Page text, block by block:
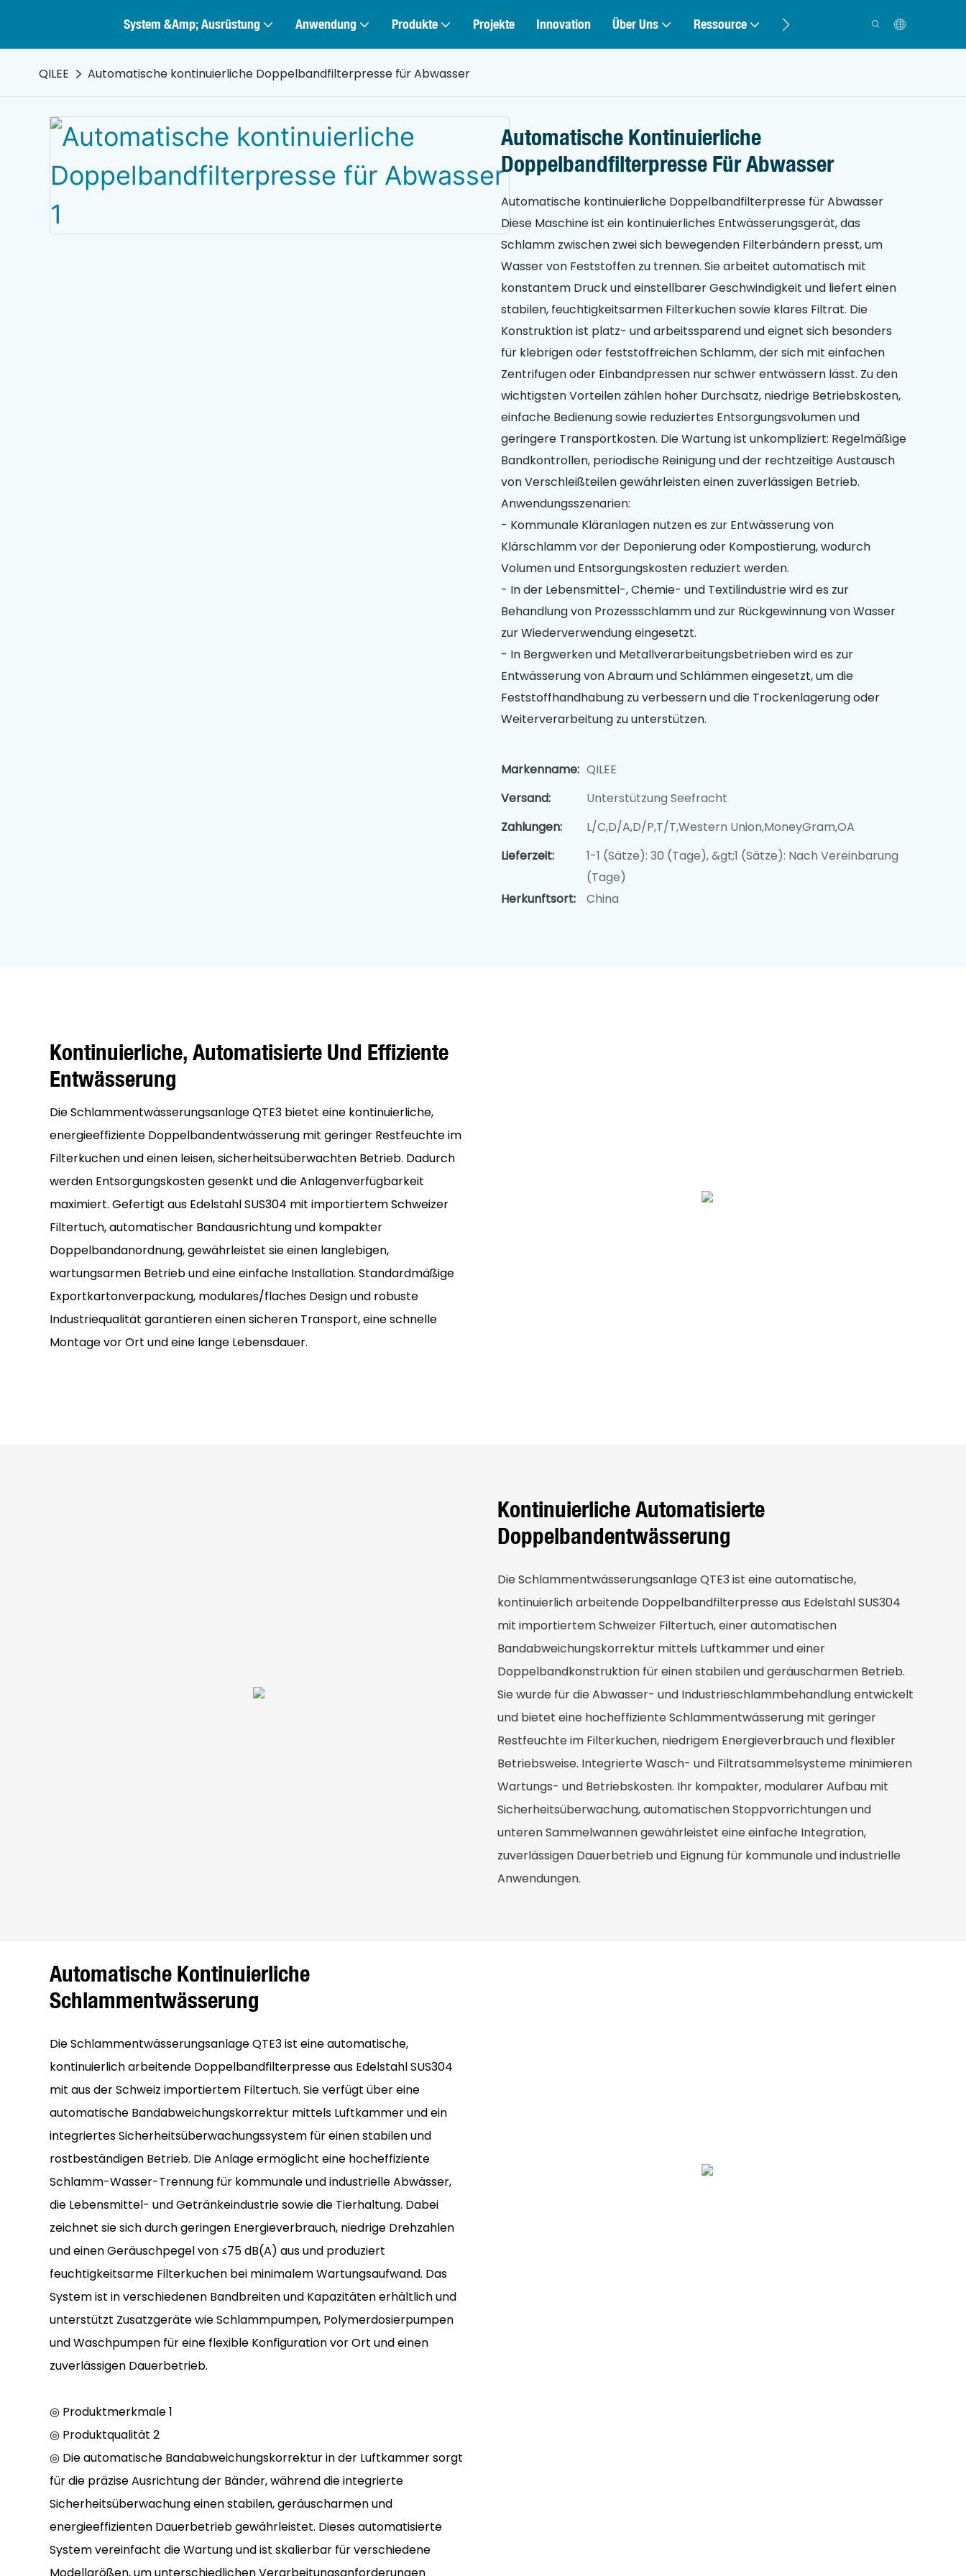
System &amp; Ausrüstung Anwendung Produkte Projekte Innovation Über Uns Ressource Kontakt
QILEE Automatische kontinuierliche Doppelbandfilterpresse für Abwasser
Automatische Kontinuierliche
Doppelbandfilterpresse Für Abwasser
Automatische kontinuierliche Doppelbandfilterpresse für Abwasser
Diese Maschine ist ein kontinuierliches Entwässerungsgerät, das
Schlamm zwischen zwei sich bewegenden Filterbändern presst, um
Wasser von Feststoffen zu trennen. Sie arbeitet automatisch mit
konstantem Druck und einstellbarer Geschwindigkeit und liefert einen
stabilen, feuchtigkeitsarmen Filterkuchen sowie klares Filtrat. Die
Konstruktion ist platz- und arbeitssparend und eignet sich besonders
für klebrigen oder feststoffreichen Schlamm, der sich mit einfachen
Zentrifugen oder Einbandpressen nur schwer entwässern lässt. Zu den
wichtigsten Vorteilen zählen hoher Durchsatz, niedrige Betriebskosten,
einfache Bedienung sowie reduziertes Entsorgungsvolumen und
geringere Transportkosten. Die Wartung ist unkompliziert: Regelmäßige
Bandkontrollen, periodische Reinigung und der rechtzeitige Austausch
von Verschleißteilen gewährleisten einen zuverlässigen Betrieb.
Anwendungsszenarien:
- Kommunale Kläranlagen nutzen es zur Entwässerung von
Klärschlamm vor der Deponierung oder Kompostierung, wodurch
Volumen und Entsorgungskosten reduziert werden.
- In der Lebensmittel-, Chemie- und Textilindustrie wird es zur
Behandlung von Prozessschlamm und zur Rückgewinnung von Wasser
zur Wiederverwendung eingesetzt.
- In Bergwerken und Metallverarbeitungsbetrieben wird es zur
Entwässerung von Abraum und Schlämmen eingesetzt, um die
Feststoffhandhabung zu verbessern und die Trockenlagerung oder
Weiterverarbeitung zu unterstützen.
Markenname: QILEE
Versand:
Unterstützung Seefracht
Zahlungen:
L/C,D/A,D/P,T/T,Western Union,MoneyGram,OA
Lieferzeit:
1-1 (Sätze): 30 (Tage), &gt;1 (Sätze): Nach Vereinbarung
(Tage)
Herkunftsort:
China
Kontinuierliche, Automatisierte Und Effiziente
Entwässerung
Die Schlammentwässerungsanlage QTE3 bietet eine kontinuierliche,
energieeffiziente Doppelbandentwässerung mit geringer Restfeuchte im
Filterkuchen und einen leisen, sicherheitsüberwachten Betrieb. Dadurch
werden Entsorgungskosten gesenkt und die Anlagenverfügbarkeit
maximiert. Gefertigt aus Edelstahl SUS304 mit importiertem Schweizer
Filtertuch, automatischer Bandausrichtung und kompakter
Doppelbandanordnung, gewährleistet sie einen langlebigen,
wartungsarmen Betrieb und eine einfache Installation. Standardmäßige
Exportkartonverpackung, modulares/flaches Design und robuste
Industriequalität garantieren einen sicheren Transport, eine schnelle
Montage vor Ort und eine lange Lebensdauer.
Kontinuierliche Automatisierte
Doppelbandentwässerung
Die Schlammentwässerungsanlage QTE3 ist eine automatische,
kontinuierlich arbeitende Doppelbandfilterpresse aus Edelstahl SUS304
mit importiertem Schweizer Filtertuch, einer automatischen
Bandabweichungskorrektur mittels Luftkammer und einer
Doppelbandkonstruktion für einen stabilen und geräuscharmen Betrieb.
Sie wurde für die Abwasser- und Industrieschlammbehandlung entwickelt
und bietet eine hocheffiziente Schlammentwässerung mit geringer
Restfeuchte im Filterkuchen, niedrigem Energieverbrauch und flexibler
Betriebsweise. Integrierte Wasch- und Filtratsammelsysteme minimieren
Wartungs- und Betriebskosten. Ihr kompakter, modularer Aufbau mit
Sicherheitsüberwachung, automatischen Stoppvorrichtungen und
unteren Sammelwannen gewährleistet eine einfache Integration,
zuverlässigen Dauerbetrieb und Eignung für kommunale und industrielle
Anwendungen.
Automatische Kontinuierliche
Schlammentwässerung
Die Schlammentwässerungsanlage QTE3 ist eine automatische,
kontinuierlich arbeitende Doppelbandfilterpresse aus Edelstahl SUS304
mit aus der Schweiz importiertem Filtertuch. Sie verfügt über eine
automatische Bandabweichungskorrektur mittels Luftkammer und ein
integriertes Sicherheitsüberwachungssystem für einen stabilen und
rostbeständigen Betrieb. Die Anlage ermöglicht eine hocheffiziente
Schlamm-Wasser-Trennung für kommunale und industrielle Abwässer,
die Lebensmittel- und Getränkeindustrie sowie die Tierhaltung. Dabei
zeichnet sie sich durch geringen Energieverbrauch, niedrige Drehzahlen
und einen Geräuschpegel von ≤75 dB(A) aus und produziert
feuchtigkeitsarme Filterkuchen bei minimalem Wartungsaufwand. Das
System ist in verschiedenen Bandbreiten und Kapazitäten erhältlich und
unterstützt Zusatzgeräte wie Schlammpumpen, Polymerdosierpumpen
und Waschpumpen für eine flexible Konfiguration vor Ort und einen
zuverlässigen Dauerbetrieb.
◎ Produktmerkmale 1
◎ Produktqualität 2
◎ Die automatische Bandabweichungskorrektur in der Luftkammer sorgt
für die präzise Ausrichtung der Bänder, während die integrierte
Sicherheitsüberwachung einen stabilen, geräuscharmen und
energieeffizienten Dauerbetrieb gewährleistet. Dieses automatisierte
System vereinfacht die Wartung und ist skalierbar für verschiedene